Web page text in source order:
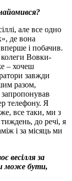
але все одно
де вона
і побачив.
колеги Вовки-
– хочеш
завжди
разом,
телефону. Я
все таки, ми з
до речі, я
і за місяць ми
весілля за
може бути,